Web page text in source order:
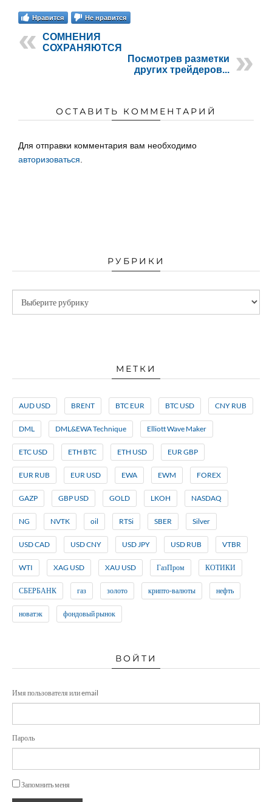
Нравится Не нравится
СОМНЕНИЯ
СОХРАНЯЮТСЯ
Посмотрев разметки
других трейдеров...
ОСТАВИТЬ КОММЕНТАРИЙ
Для отправки комментария вам необходимо
авторизоваться.
РУБРИКИ
МЕТКИ
AUD USD BRENT BTC EUR BTC USD CNY RUB
DML DML&EWA Technique Elliott Wave Maker
ETC USD ETH BTC ETH USD EUR GBP
EUR RUB EUR USD EWA EWM FOREX
GAZP GBP USD GOLD LKOH NASDAQ
NG NVTK oil RTSi SBER Silver
USD CAD USD CNY USD JPY USD RUB VTBR
WTI XAG USD XAU USD ГазПром КОТИКИ
СБЕРБАНК газ золото крипто-валюты нефть
новатэк фондовый рынок
ВОЙТИ
Имя пользователя или email
Пароль
Запомнить меня